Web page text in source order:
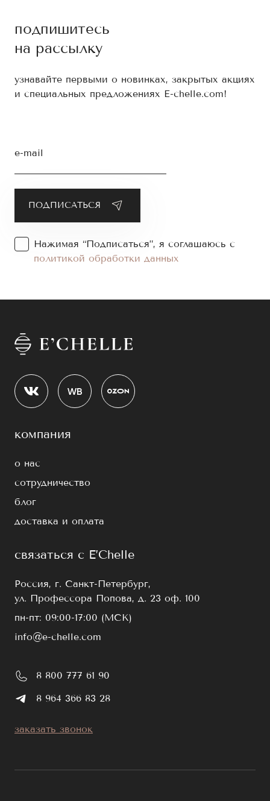
подпишитесь
на рассылку
узнавайте первыми о новинках, закрытых акциях
и специальных предложениях E-chelle.com!
e-mail
Нажимая “Подписаться”, я соглашаюсь с
политикой обработки данных
компания
о нас
сотрудничество
блог
доставка и оплата
связаться с E’Chelle
Россия, г. Санкт-Петербург,
ул. Профессора Попова, д. 23 оф. 100
пн-пт: 09:00-17:00 (МСК)
info@e-chelle.com
8 800 777 61 90
8 964 366 83 28
заказать звонок